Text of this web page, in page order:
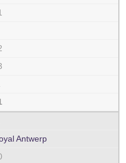
Antwerp